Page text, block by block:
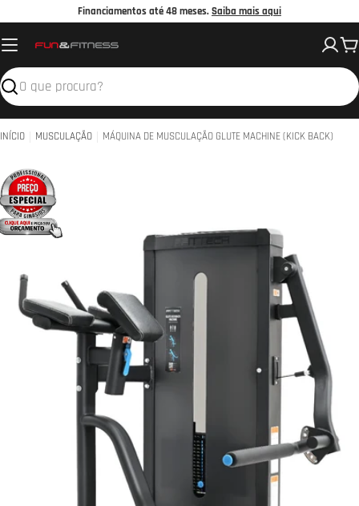
o
conteúdo
Financiamentos até 48 meses.Saiba mais aqui
Pesquisar
INÍCIO MUSCULAÇÃO MÁQUINA DE MUSCULAÇÃO GLUTE MACHINE (KICK BACK)
media 0 em modal